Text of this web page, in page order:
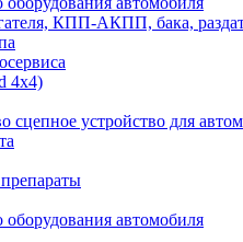
КПП-АКПП, бака,
4x4)
устройство для
оборудования автомобиля